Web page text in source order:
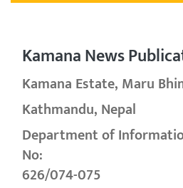
Kamana News
Kamana Estate, Maru
Kathmandu, Nepal
Department of
No:
626/074-075